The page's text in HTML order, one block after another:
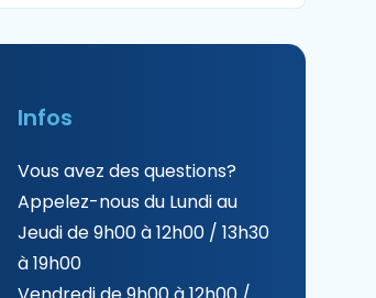
Infos
Vous avez des questions?
Appelez-nous du Lundi au
Jeudi de 9h00 à 12h00 / 13h30
à 19h00